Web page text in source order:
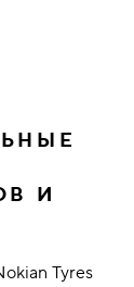
И
Tyres